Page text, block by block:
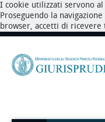
I cookie utilizzati servono
Proseguendo la
browser, accetti di